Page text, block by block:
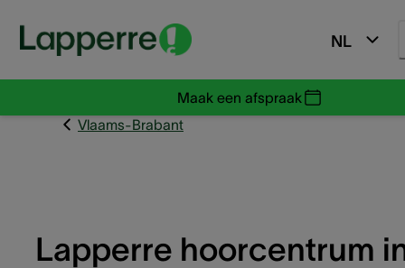
NL
Maak een afspraak
Vlaams-Brabant
Lapperre hoorcentrum